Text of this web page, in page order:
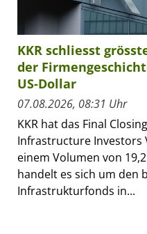
KKR schliesst
der
US-Dollar
07.08.2026, 08:31 Uhr
KKR hat das Final
Infrastructure Investors
einem Volumen von
handelt es sich um den
Infrastrukturfonds in...